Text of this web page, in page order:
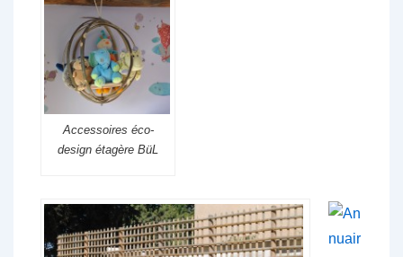
Accessoires éco-
design étagère BüL